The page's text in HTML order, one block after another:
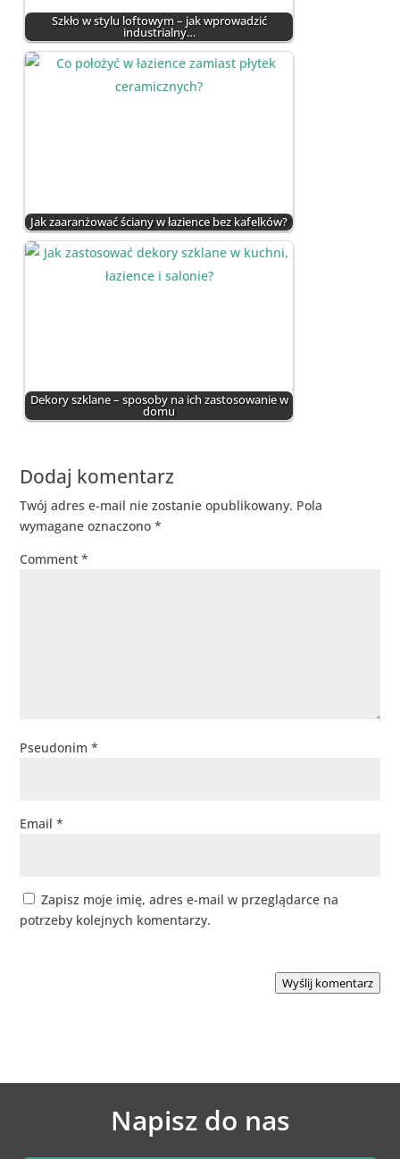
Szkło w stylu loftowym – jak wprowadzić
industrialny…
Jak zaaranżować ściany w łazience bez kafelków?
Dekory szklane – sposoby na ich zastosowanie w
domu
Dodaj komentarz
Twój adres e-mail nie zostanie opublikowany. Pola
wymagane oznaczono*
Comment*
Pseudonim*
Email*
Zapisz moje imię, adres e-mail w przeglądarce na
potrzeby kolejnych komentarzy.
Wyślij komentarz
Napisz do nas